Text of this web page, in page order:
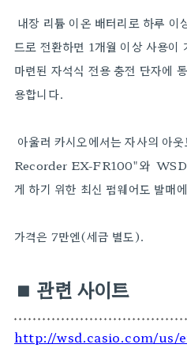
내장 리튬 이온 배터리로 하루 이
드로 전환하면 1개월 이상 사용이
마련된 자석식 전용 충전 단자에
용합니다.
아울러 카시오에서는 자사의 아
Recorder EX-FR100"와 WSD-
게 하기 위한 최신 펌웨어도 발매
가격은 7만엔(세금 별도).
■ 관련 사이트
http://wsd.casio.com/us/